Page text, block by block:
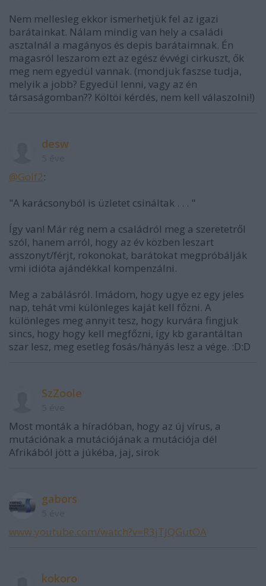
Nem mellesleg ekkor ismerhetjük fel az igazi
barátainkat. Nálam mindig van hely a családi
asztalnál a magányos és depis barátaimnak. Én
magasról leszarom ezt az egész évvégi cirkuszt, ők
meg nem egyedül vannak. (mondjuk faszse tudja,
melyik a jobb? Egyedül lenni, vagy az én
társaságomban?? Költöi kérdés, nem kell válaszolni!)
desw
@Golf2:
"A karácsonyból is üzletet csináltak . . . "
Így van! Már rég nem a családról meg a szeretetről
szól, hanem arról, hogy az év közben leszart
asszonyt/férjt, rokonokat, barátokat megpróbálják
vmi idióta ajándékkal kompenzálni.
Meg a zabálásról. Imádom, hogy ugye ez egy jeles
nap, tehát vmi különleges kaját kell főzni. A
különleges meg annyit tesz, hogy kurvára fingjuk
sincs, hogy hogy kell megfőzni, így kb garantáltan
szar lesz, meg esetleg fosás/hányás lesz a vége. :D:D
SzZoole
Most monták a híradóban, hogy az új vírus, a
mutációnak a mutációjának a mutációja dél
Afrikából jött a júkéba, jaj, sirok
gabors
www.youtube.com/watch?v=R3jTJQGutOA
kokoro